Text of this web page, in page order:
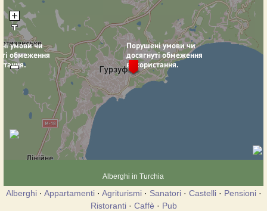
Alberghi in Turchia
Alberghi· Appartamenti· Agriturismi· Sanatori· Castelli· Pensioni·
Ristoranti· Caffè · Pub